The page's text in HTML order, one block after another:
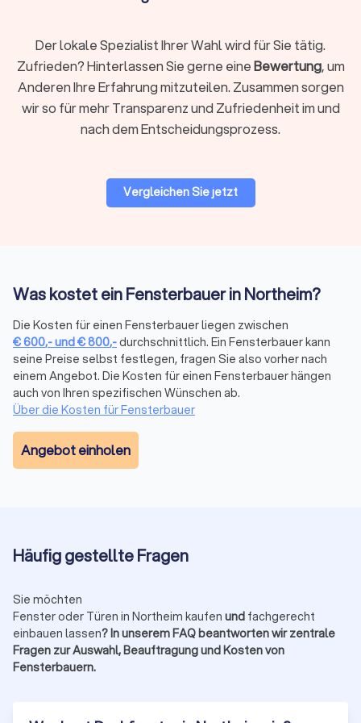
oberen Stockwerken oder mit schwieriger
Zugänglichkeit (z. B. Gerüst erforderlich) erhöhen die
Arbeitskosten.
Zusatzfunktionen:Elemente wie Einbruchschutz,
Insektenschutzgitter, elektrische Rollläden oder
verdeckter Sonnenschutz beeinflussen den
pauschal für das Gesamtprojektabgerechnet. Auf Trustlocal
erhalten Sie kostenlos und unverbindlichbis zu vier
individuelle Angebote. So erkennen Sie schnell, welches
Fenster austauschen, einstellen oder
reparieren
Fenster lassen sich auch nachträglich anpassen oder
reparieren. EinFensterbauerin Northeim stellt Flügel ein,
tauscht Dichtungen oder repariert Rollläden. Bei
umfangreicheren Schäden empfiehlt sich eine Fachfirma mit
Ersatzteilservice.
Fenster im Vergleich: Worauf Sie achten
Material, Verglasung, Einbruchschutz und Energieeffizienz.
Welche Kombination sinnvoll ist, hängt von Ihrem Gebäude,
Achten Sie bei der Auswahl eines Anbieters in Northeim auf
folgende Punkte:
Welche Materialien und Fensterarten bietet der Betrieb
an?
Gehören Markenfenster zum Angebot?
Gibt es Varianten mit besonderer Wärmedämmung oder
Der lokale Spezialist Ihrer Wahl wird für Sie tätig.
Zufrieden? Hinterlassen Sie gerne eineBewertung, um
Anderen Ihre Erfahrung mitzuteilen. Zusammen sorgen
wir so für mehr Transparenz und Zufriedenheit im und
nach dem Entscheidungsprozess.
Vergleichen Sie jetzt
Was kostet ein Fensterbauer in Northeim?
Die Kosten für einen Fensterbauer liegen zwischen
€600,-und€800,-durchschnittlich. Ein Fensterbauer kann
seine Preise selbst festlegen, fragen Sie also vorher nach
einem Angebot. Die Kosten für einen Fensterbauer hängen
auch von Ihren spezifischen Wünschen ab.
Über die Kosten für Fensterbauer
Angebot einholen
Häufig gestellte Fragen
Sie möchten
Fenster oder Türen in Northeim kaufen und fachgerecht
einbauen lassen? In unserem FAQ beantworten wir zentrale
Fragen zur Auswahl, Beauftragung und Kosten von
Fensterbauern.